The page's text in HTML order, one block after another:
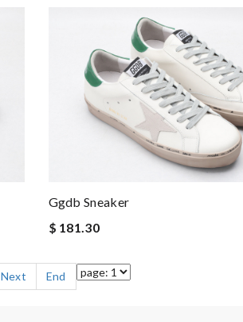
Ggdb Sneaker
$ 181.30
Next End